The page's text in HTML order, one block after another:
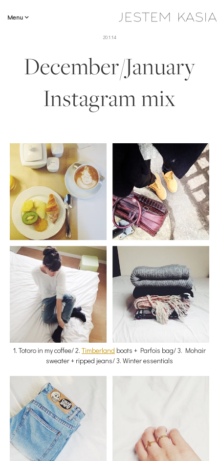
Menu
20.1.14
December/January
Instagram mix
1. Totoro in my coffee/ 2. Timberland boots + Parfois bag/ 3. Mohair
sweater + ripped jeans/ 3. Winter essentials